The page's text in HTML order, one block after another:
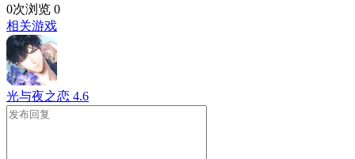
0次浏览 0
相关游戏
光与夜之恋 4.6